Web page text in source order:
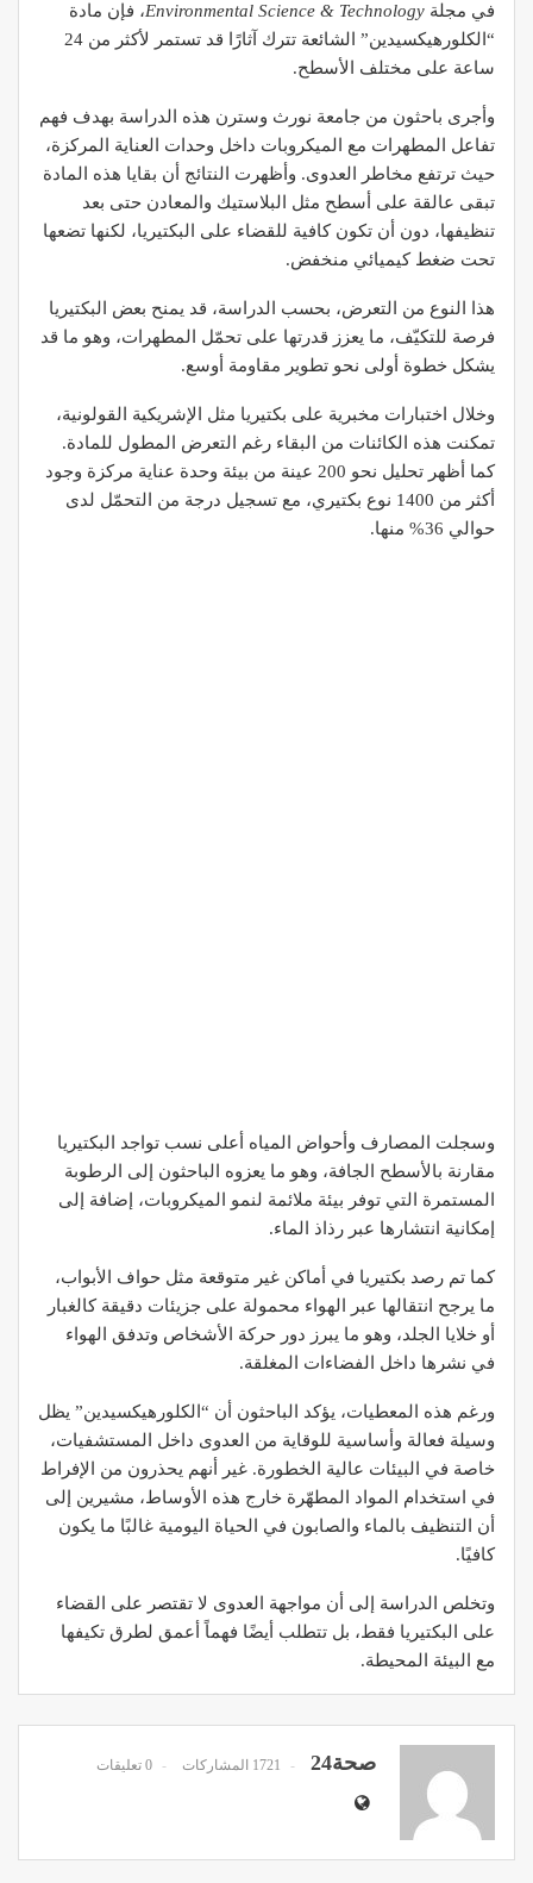
في مجلة Environmental Science & Technology، فإن مادة
“الكلورهيكسيدين” الشائعة تترك آثارًا قد تستمر لأكثر من 24
ساعة على مختلف الأسطح.
وأجرى باحثون من جامعة نورث وسترن هذه الدراسة بهدف فهم
تفاعل المطهرات مع الميكروبات داخل وحدات العناية المركزة،
حيث ترتفع مخاطر العدوى. وأظهرت النتائج أن بقايا هذه المادة
تبقى عالقة على أسطح مثل البلاستيك والمعادن حتى بعد
تنظيفها، دون أن تكون كافية للقضاء على البكتيريا، لكنها تضعها
تحت ضغط كيميائي منخفض.
هذا النوع من التعرض، بحسب الدراسة، قد يمنح بعض البكتيريا
فرصة للتكيّف، ما يعزز قدرتها على تحمّل المطهرات، وهو ما قد
يشكل خطوة أولى نحو تطوير مقاومة أوسع.
وخلال اختبارات مخبرية على بكتيريا مثل الإشريكية القولونية،
تمكنت هذه الكائنات من البقاء رغم التعرض المطول للمادة.
كما أظهر تحليل نحو 200 عينة من بيئة وحدة عناية مركزة وجود
أكثر من 1400 نوع بكتيري، مع تسجيل درجة من التحمّل لدى
حوالي 36% منها.
وسجلت المصارف وأحواض المياه أعلى نسب تواجد البكتيريا
مقارنة بالأسطح الجافة، وهو ما يعزوه الباحثون إلى الرطوبة
المستمرة التي توفر بيئة ملائمة لنمو الميكروبات، إضافة إلى
إمكانية انتشارها عبر رذاذ الماء.
كما تم رصد بكتيريا في أماكن غير متوقعة مثل حواف الأبواب،
ما يرجح انتقالها عبر الهواء محمولة على جزيئات دقيقة كالغبار
أو خلايا الجلد، وهو ما يبرز دور حركة الأشخاص وتدفق الهواء
في نشرها داخل الفضاءات المغلقة.
ورغم هذه المعطيات، يؤكد الباحثون أن “الكلورهيكسيدين” يظل
وسيلة فعالة وأساسية للوقاية من العدوى داخل المستشفيات،
خاصة في البيئات عالية الخطورة. غير أنهم يحذرون من الإفراط
في استخدام المواد المطهّرة خارج هذه الأوساط، مشيرين إلى
أن التنظيف بالماء والصابون في الحياة اليومية غالبًا ما يكون
كافيًا.
وتخلص الدراسة إلى أن مواجهة العدوى لا تقتصر على القضاء
على البكتيريا فقط، بل تتطلب أيضًا فهماً أعمق لطرق تكيفها
مع البيئة المحيطة.
صحة24 1721 المشاركات 0 تعليقات